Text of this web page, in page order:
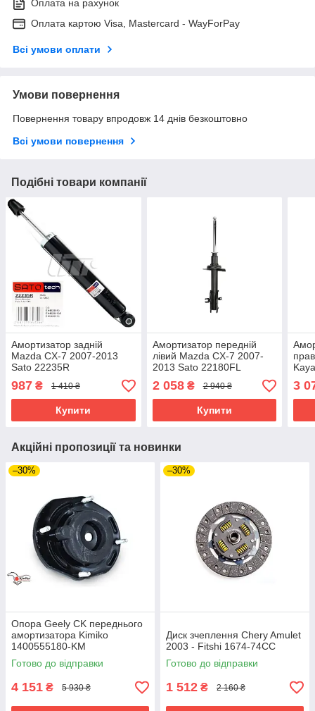
Оплата на рахунок
Оплата картою Visa, Mastercard - WayForPay
Всі умови оплати
Умови повернення
Повернення товару впродовж 14 днів безкоштовно
Всі умови повернення
Подібні товари компанії
Амортизатор задній
Mazda CX-7 2007-2013
Sato 22235R
987 ₴ 1 410 ₴
Купити
Амортизатор передній
лівий Mazda CX-7 2007-
2013 Sato 22180FL
2 058₴ 2 940 ₴
Купити
3
Акційні пропозиції та новинки
–30%
Опора Geely CK переднього
амортизатора Kimiko
1400555180-KM
Готово до відправки
4 151 ₴ 5 930 ₴
–30%
Диск зчеплення Chery Amulet
2003 - Fitshi 1674-74CC
Готово до відправки
1 512 ₴ 2 160 ₴